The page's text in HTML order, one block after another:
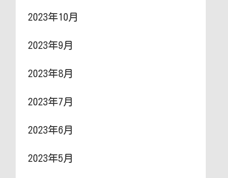
2023年10月
2023年9月
2023年8月
2023年7月
2023年6月
2023年5月